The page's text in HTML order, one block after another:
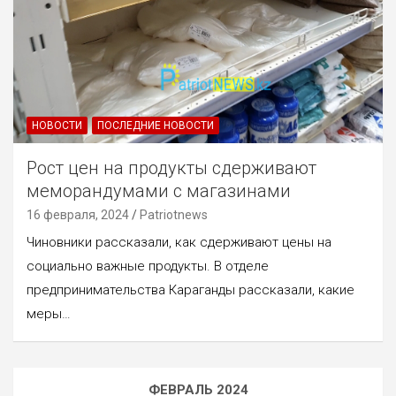
НОВОСТИ ПОСЛЕДНИЕ НОВОСТИ
Рост цен на продукты сдерживают
меморандумами с магазинами
16 февраля, 2024 Patriotnews
Чиновники рассказали, как сдерживают цены на
социально важные продукты. В отделе
предпринимательства Караганды рассказали, какие
меры…
ФЕВРАЛЬ 2024